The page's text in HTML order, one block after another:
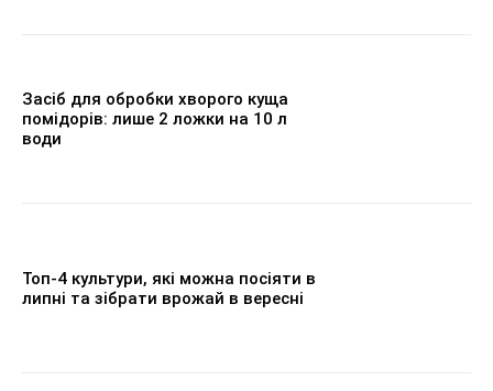
Засіб для обробки хворого куща
помідорів: лише 2 ложки на 10 л
води
Топ-4 культури, які можна посіяти в
липні та зібрати врожай в вересні